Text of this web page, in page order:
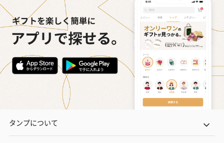
タンプについて